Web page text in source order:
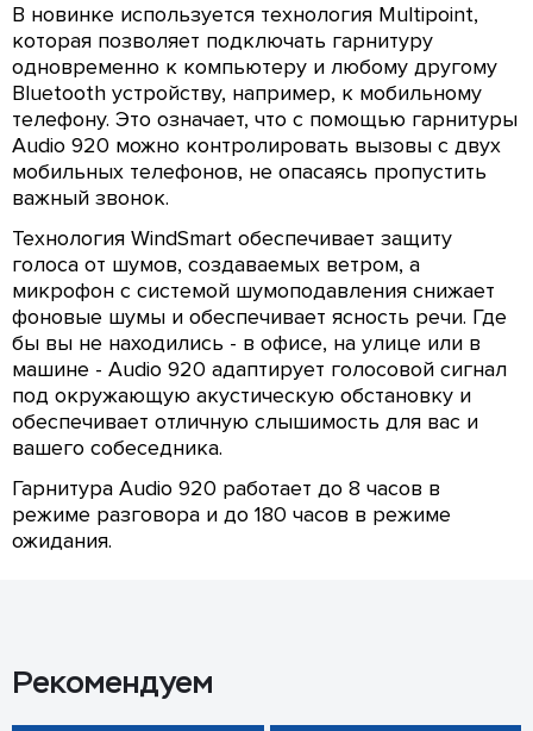
В новинке используется технология Multipoint,
которая позволяет подключать гарнитуру
одновременно к компьютеру и любому другому
Bluetooth устройству, например, к мобильному
телефону. Это означает, что с помощью гарнитуры
Audio 920 можно контролировать вызовы с двух
мобильных телефонов, не опасаясь пропустить
важный звонок.
Технология WindSmart обеспечивает защиту
голоса от шумов, создаваемых ветром, а
микрофон с системой шумоподавления снижает
фоновые шумы и обеспечивает ясность речи. Где
бы вы не находились - в офисе, на улице или в
машине - Audio 920 адаптирует голосовой сигнал
под окружающую акустическую обстановку и
обеспечивает отличную слышимость для вас и
вашего собеседника.
Гарнитура Audio 920 работает до 8 часов в
режиме разговора и до 180 часов в режиме
ожидания.
Рекомендуем